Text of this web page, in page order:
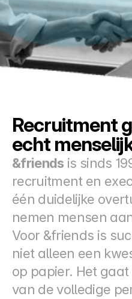
Careers
Docs
About
Join
Events
Experts
Select
Recruitment
echt
&friends is sinds
recruitment en
één duidelijke
nemen mensen
Voor &friends is
niet alleen een
op papier. Het
van de volledige